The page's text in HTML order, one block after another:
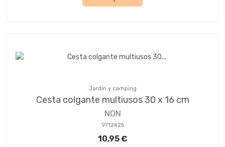
Jardín y camping
Cesta colgante multiusos 30 x 16 cm
NON
9712425
10,95 €